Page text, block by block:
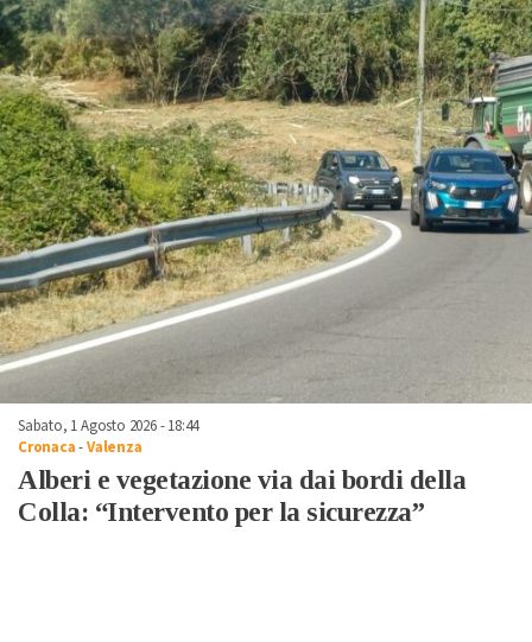
Sabato, 1 Agosto 2026 - 18:44
Cronaca-Valenza
Alberi e vegetazione via dai bordi della
Colla: “Intervento per la sicurezza”